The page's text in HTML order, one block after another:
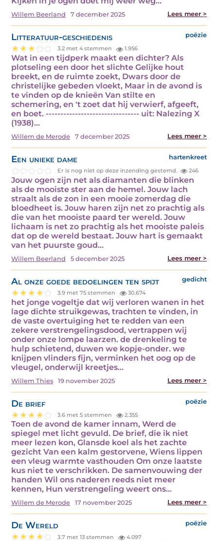
Willem Beerland 7 december 2025 Lees meer >
Litteratuur-geschiedenis poëzie
3.2 met 4 stemmen 1.956
Wat in een tijdperk maakt een dichter? Als
plotseling een door het slichte Gelijke hout
breekt, en de ruimte zoekt, Dwars door de
christelijke gebeden vloekt, Maar in de avond is
te vinden op de knieën Van stilte en
schemering, en 't zoet dat hij verwierf, afgeeft,
en boet. -------------------------------- uit: Nalezing X
(1938)…
Willem de Merode 7 december 2025 Lees meer >
Een unieke dame hartenkreet
Er is nog niet op deze inzending gestemd. 246
Jouw ogen zijn net als diamanten die blinken
als de mooiste ster aan de hemel. Jouw lach
straalt als de zon in een mooie zomerdag die
bloedheet is. Jouw haren zijn net zo prachtig als
die van het mooiste paard ter wereld. Jouw
lichaam is net zo prachtig als het mooiste paleis
dat op de wereld bestaat. Jouw hart is gemaakt
van het puurste goud…
Willem Beerland 5 december 2025 Lees meer >
Al onze goede bedoelingen ten spijt gedicht
3.9 met 75 stemmen 30.674
het jonge vogeltje dat wij verloren wanen in het
lage dichte struikgewas, trachten te vinden, in
de vaste overtuiging het te redden van een
zekere verstrengelingsdood, vertrappen wij
onder onze lompe laarzen. de drenkeling te
hulp schietend, duwen we kopje-onder. we
knijpen vlinders fijn, verminken het oog op de
vleugel, onderwijl kreetjes…
Willem Thies 19 november 2025 Lees meer >
De brief poëzie
3.6 met 5 stemmen 2.355
Toen de avond de kamer innam, Werd de
spiegel met licht gevuld. De brief, die ik niet
meer lezen kon, Glansde koel als het zachte
gezicht Van een kalm gestorvene, Wiens lippen
een vleug warmte vasthouden Om onze laatste
kus niet te verschrikken. De samenvouwing der
handen Wil ons naderen reeds niet meer
kennen, Hun verstrengeling weert ons…
Willem de Merode 17 november 2025 Lees meer >
De Wereld poëzie
3.7 met 13 stemmen 4.097